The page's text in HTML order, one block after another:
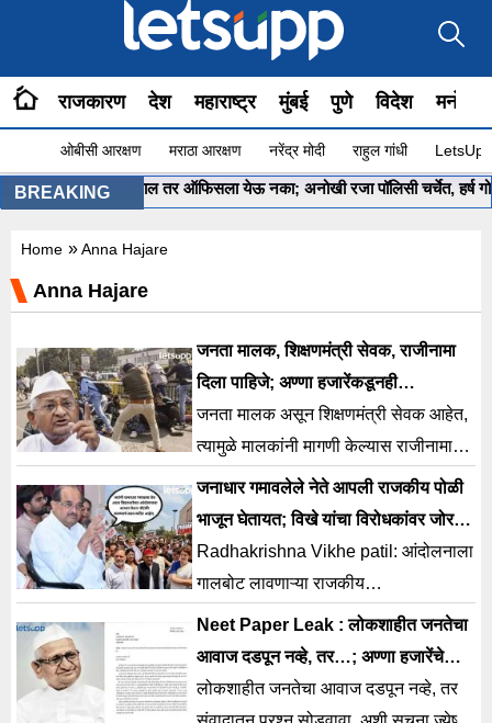
राजकारण देश महाराष्ट्र मुंबई पुणे विदेश
ओबीसी आरक्षण मराठा आरक्षण नरेंद्र मोदी राहुल गांधी
BREAKING
‘अनहॅप्पी’ असाल तर ऑफिसला येऊ नका; अनोखी रजा पॉलिसी चर्चेत, हर्ष गोयंकाही
Home »Anna Hajare
Anna Hajare
जनता मालक, शिक्षणमंत्री सेवक, राजीनामा
दिला पाहिजे; अण्णा हजारेंकडूनही
आंदोलनकर्त्यांचं समर्थन…
जनता मालक असून शिक्षणमंत्री सेवक आहेत,
त्यामुळे मालकांनी मागणी केल्यास राजीनामा
दिला पाहिजे, या शब्दांत ज्येष्ठ समाजसेवक
अण्णा हजारे समर्थन दिलंय.
जनाधार गमावलेले नेते आपली राजकीय पोळी
भाजून घेतायत; विखे यांचा विरोधकांवर जोरदार
निशाणा
Radhakrishna Vikhe patil: आंदोलनाला
गालबोट लावणाऱ्या राजकीय
पक्षांपासून विद्यार्थ्यांनी सावध राहायला हवे.
Neet Paper Leak : लोकशाहीत जनतेचा
आवाज दडपून नव्हे, तर…; अण्णा हजारेंचे
पंतप्रधान मोदींना पत्र
लोकशाहीत जनतेचा आवाज दडपून नव्हे, तर